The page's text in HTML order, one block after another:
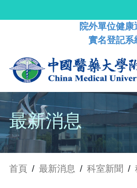
院外單位健康
實名登記系
最新消息
首頁 / 最新消息 / 科室新聞 /